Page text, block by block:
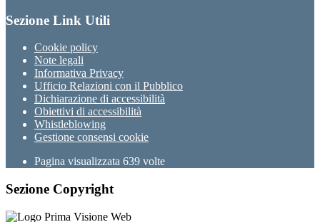
Sezione Link Utili
Cookie policy
Note legali
Informativa Privacy
Ufficio Relazioni con il Pubblico
Dichiarazione di accessibilità
Obiettivi di accessibilità
Whistleblowing
Gestione consensi cookie
Pagina visualizzata 639 volte
Sezione Copyright